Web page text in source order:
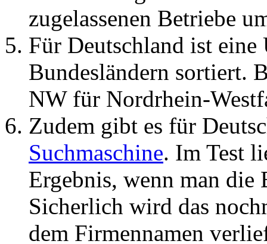
zugelassenen Betriebe
Für Deutschland ist eine
Bundesländern sortiert.
NW für Nordrhein-
Zudem gibt es für
Suchmaschine. Im Test
Ergebnis, wenn man
Sicherlich wird das
dem Firmennamen